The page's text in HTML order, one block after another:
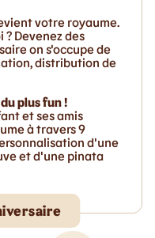
votre royaume.
Devenez des
on s'occupe de
distribution de
plus fun !
et ses amis
à travers 9
d'une
et d'une pinata